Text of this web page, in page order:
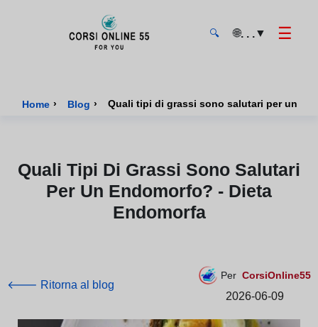
🔍 🌐. . .▼ ☰
Home › Blog › Quali tipi di grassi sono salutari per un
Quali Tipi Di Grassi Sono Salutari
Per Un Endomorfo? - Dieta
Endomorfa
🡐 Ritorna al blog
Per CorsiOnline55
2026-06-09